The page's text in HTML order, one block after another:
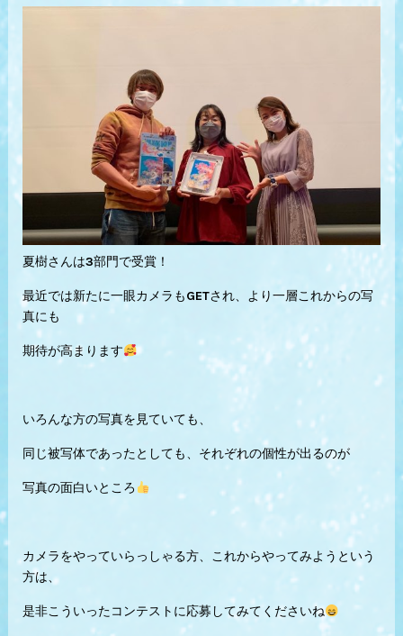
夏樹さんは3部門で受賞！
最近では新たに一眼カメラもGETされ、より一層これからの写
真にも
期待が高まります
いろんな方の写真を見ていても、
同じ被写体であったとしても、それぞれの個性が出るのが
写真の面白いところ
カメラをやっていらっしゃる方、これからやってみようという
方は、
是非こういったコンテストに応募してみてくださいね